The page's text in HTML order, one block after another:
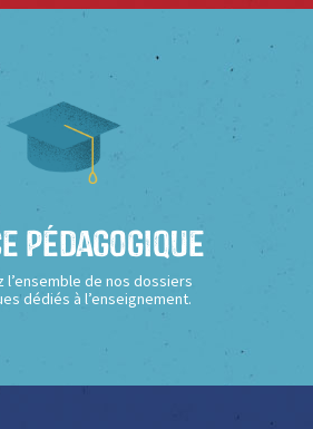
Pédagogique
l’ensemble de nos dossiers
dédiés à l’enseignement.